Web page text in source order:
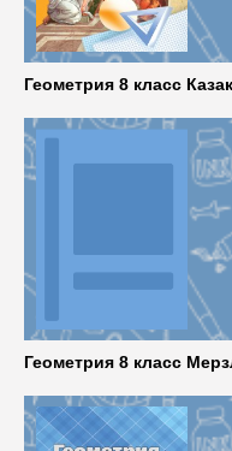
Геометрия 8 класс
Геометрия 8 класс